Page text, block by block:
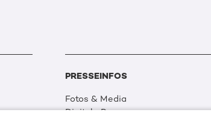
PRESSEINFOS
Fotos & Media
Digitale Pressemappen